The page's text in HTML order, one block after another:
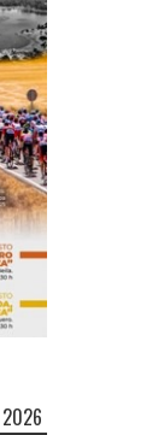
2026